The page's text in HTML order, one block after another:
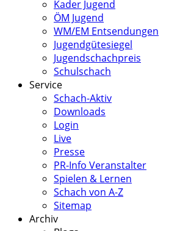
Kader Jugend
ÖM Jugend
WM/EM Entsendungen
Jugendgütesiegel
Jugendschachpreis
Schulschach
Service
Schach-Aktiv
Downloads
Login
Live
Presse
PR-Info Veranstalter
Spielen & Lernen
Schach von A-Z
Sitemap
Archiv